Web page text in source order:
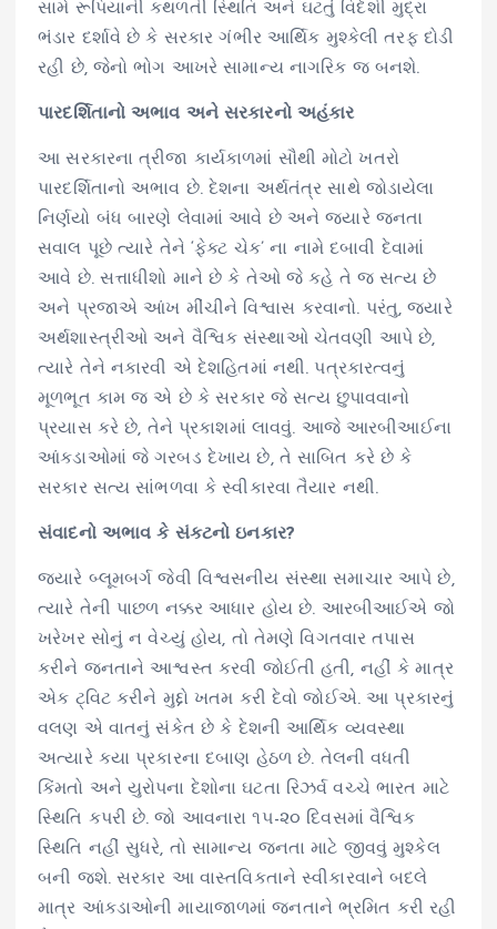
સામે રૂપિયાની કથળતી સ્થિતિ અને ઘટતું વિદેશી મુદ્રા
ભંડાર દર્શાવે છે કે સરકાર ગંભીર આર્થિક મુશ્કેલી તરફ દોડી
રહી છે, જેનો ભોગ આખરે સામાન્ય નાગરિક જ બનશે.
પારદર્શિતાનો અભાવ અને સરકારનો અહંકાર
આ સરકારના ત્રીજા કાર્યકાળમાં સૌથી મોટો ખતરો
પારદર્શિતાનો અભાવ છે. દેશના અર્થતંત્ર સાથે જોડાયેલા
નિર્ણયો બંધ બારણે લેવામાં આવે છે અને જ્યારે જનતા
સવાલ પૂછે ત્યારે તેને ‘ફેક્ટ ચેક’ ના નામે દબાવી દેવામાં
આવે છે. સત્તાધીશો માને છે કે તેઓ જે કહે તે જ સત્ય છે
અને પ્રજાએ આંખ મીંચીને વિશ્વાસ કરવાનો. પરંતુ, જ્યારે
અર્થશાસ્ત્રીઓ અને વૈશ્વિક સંસ્થાઓ ચેતવણી આપે છે,
ત્યારે તેને નકારવી એ દેશહિતમાં નથી. પત્રકારત્વનું
મૂળભૂત કામ જ એ છે કે સરકાર જે સત્ય છુપાવવાનો
પ્રયાસ કરે છે, તેને પ્રકાશમાં લાવવું. આજે આરબીઆઈના
આંકડાઓમાં જે ગરબડ દેખાય છે, તે સાબિત કરે છે કે
સરકાર સત્ય સાંભળવા કે સ્વીકારવા તૈયાર નથી.
સંવાદનો અભાવ કે સંકટનો ઇનકાર?
જ્યારે બ્લૂમબર્ગ જેવી વિશ્વસનીય સંસ્થા સમાચાર આપે છે,
ત્યારે તેની પાછળ નક્કર આધાર હોય છે. આરબીઆઈએ જો
ખરેખર સોનું ન વેચ્યું હોય, તો તેમણે વિગતવાર તપાસ
કરીને જનતાને આશ્વસ્ત કરવી જોઈતી હતી, નહીં કે માત્ર
એક ટ્વિટ કરીને મુદ્દો ખતમ કરી દેવો જોઈએ. આ પ્રકારનું
વલણ એ વાતનું સંકેત છે કે દેશની આર્થિક વ્યવસ્થા
અત્યારે કયા પ્રકારના દબાણ હેઠળ છે. તેલની વધતી
કિંમતો અને યુરોપના દેશોના ઘટતા રિઝર્વ વચ્ચે ભારત માટે
સ્થિતિ કપરી છે. જો આવનારા ૧૫-૨૦ દિવસમાં વૈશ્વિક
સ્થિતિ નહીં સુધરે, તો સામાન્ય જનતા માટે જીવવું મુશ્કેલ
બની જશે. સરકાર આ વાસ્તવિકતાને સ્વીકારવાને બદલે
માત્ર આંકડાઓની માયાજાળમાં જનતાને ભ્રમિત કરી રહી